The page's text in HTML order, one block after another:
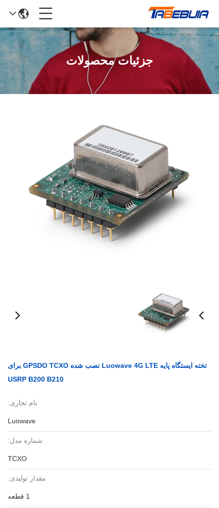
جزئیات محصولات
تخته ایستگاه پایه Luowave 4G LTE نصب شده GPSDO TCXO برای
USRP B200 B210
نام تجاری:
Luowave
شماره مدل:
TCXO
مقدار تولیدی:
1 قطعه